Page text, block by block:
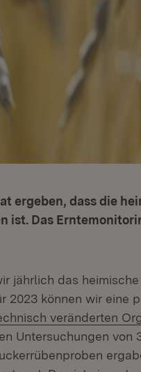
ergeben, dass die
ist. Das
jährlich das
können wir eine
veränderten
Untersuchungen von